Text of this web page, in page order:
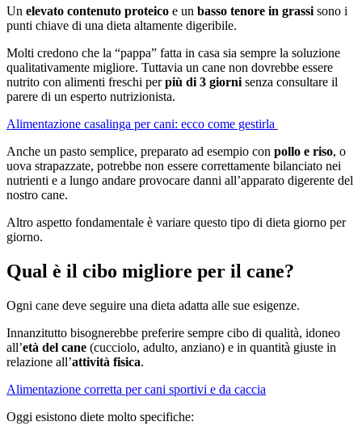
Un elevato contenuto proteico e un basso tenore in grassi sono i
punti chiave di una dieta altamente digeribile.
Molti credono che la “pappa” fatta in casa sia sempre la soluzione
qualitativamente migliore. Tuttavia un cane non dovrebbe essere
nutrito con alimenti freschi perpiù di 3 giorni senza consultare il
parere di un esperto nutrizionista.
Alimentazione casalinga per cani: ecco come gestirla
Anche un pasto semplice, preparato ad esempio con pollo e riso, o
uova strapazzate, potrebbe non essere correttamente bilanciato nei
nutrienti e a lungo andare provocare danni all’apparato digerente del
nostro cane.
Altro aspetto fondamentale è variare questo tipo di dieta giorno per
giorno.
Qual è il cibo migliore per il cane?
Ogni cane deve seguire una dieta adatta alle sue esigenze.
Innanzitutto bisognerebbe preferire sempre cibo di qualità, idoneo
all’età del cane (cucciolo, adulto, anziano) e in quantità giuste in
relazione all’attività fisica.
Alimentazione corretta per cani sportivi e da caccia
Oggi esistono diete molto specifiche: